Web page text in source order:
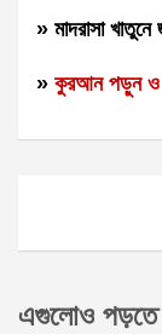
» মাদরাসা
» কুরআন পড়ুন ও
এগুলোও পড়তে